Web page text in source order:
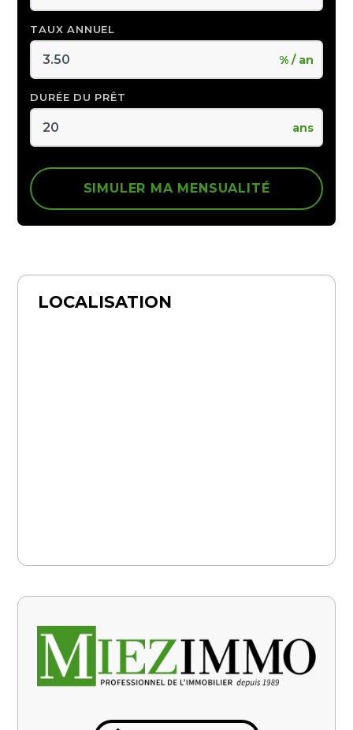
TAUX ANNUEL
% / an
DURÉE DU PRÊT
ans
SIMULER MA MENSUALITÉ
LOCALISATION